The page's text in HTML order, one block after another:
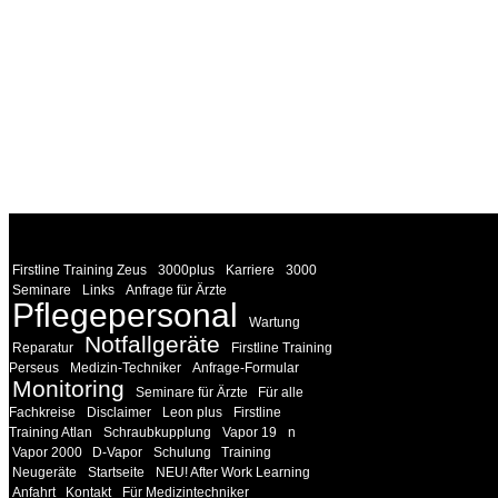
Firstline Training Zeus 3000plus Karriere
3000
Seminare
Links Anfrage für Ärzte
Pflegepersonal
Wartung
Reparatur
Notfallgeräte
Firstline Training
Perseus
Medizin-Techniker Anfrage-Formular
Monitoring Seminare für Ärzte
Für alle
Fachkreise
Disclaimer Leon plus
Firstline
Training Atlan
Schraubkupplung Vapor 19
n
Vapor 2000
D-Vapor Schulung
Training
Neugeräte
Startseite
NEU! After Work Learning
Anfahrt
Kontakt Für Medizintechniker